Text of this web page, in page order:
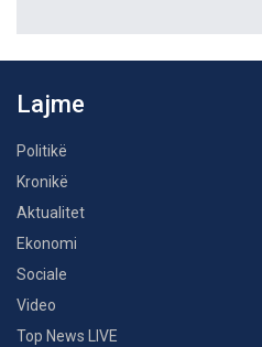
Lajme
Politikë
Kronikë
Aktualitet
Ekonomi
Sociale
Video
Top News LIVE